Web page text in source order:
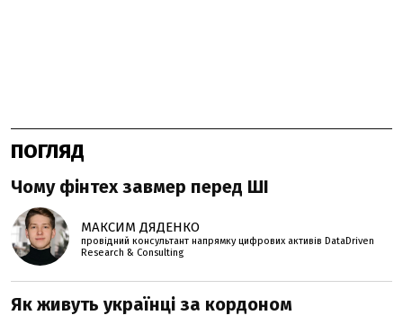
ПОГЛЯД
Чому фінтех завмер перед ШІ
МАКСИМ ДЯДЕНКО
провідний консультант напрямку цифрових активів DataDriven
Research & Consulting
Як живуть українці за кордоном